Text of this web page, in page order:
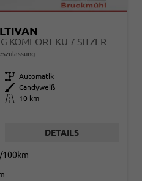
KOMFORT KÜ 7 SITZER
Getriebe Automatik
Außenfarbe
Candyweiß
Kilometerstand
10 km
DETAILS
100km